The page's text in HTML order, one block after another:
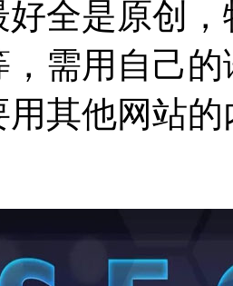
好全是原创
，需用自己
其他网站